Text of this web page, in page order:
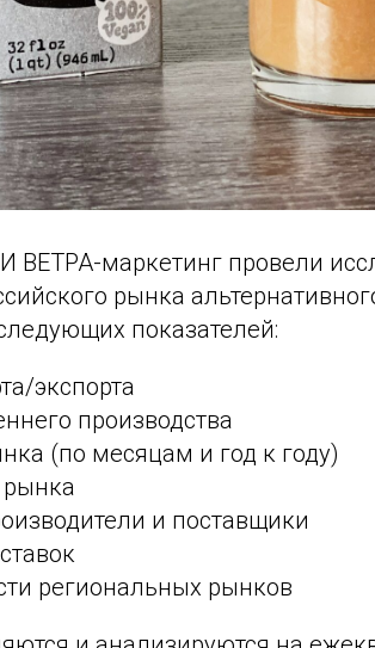
ВЕТРА-маркетинг провели
рынка
показателей:
экспорта
производства
(по месяцам и год к году)
и поставщики
региональных рынков